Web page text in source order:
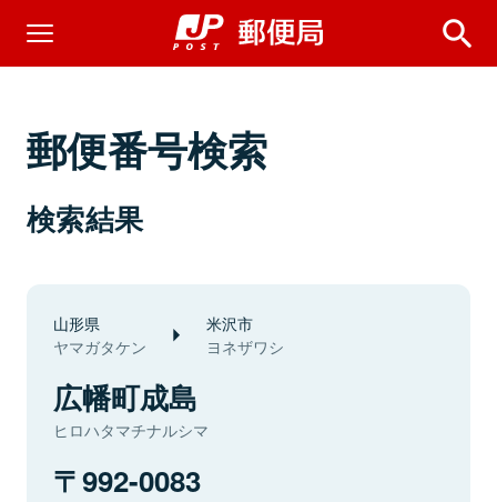
郵便番号検索
検索結果
山形県
ヤマガタケン
米沢市
ヨネザワシ
広幡町成島
ヒロハタマチナルシマ
992-0083